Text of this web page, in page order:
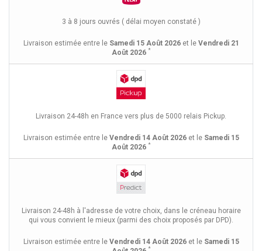
3 à 8 jours ouvrés ( délai moyen constaté )
Livraison estimée entre le Samedi 15 Août 2026et le Vendredi 21
Août 2026 *
Livraison 24-48h en France vers plus de 5000 relais Pickup.
Livraison estimée entre le Vendredi 14 Août 2026et le Samedi 15
Août 2026 *
Livraison 24-48h à l'adresse de votre choix, dans le créneau horaire
qui vous convient le mieux (parmi des choix proposés par DPD).
Livraison estimée entre le Vendredi 14 Août 2026et le Samedi 15
*